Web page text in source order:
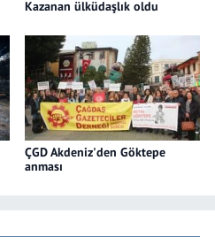
Kazanan ülküdaşlık oldu
ÇGD Akdeniz'den Göktepe
anması